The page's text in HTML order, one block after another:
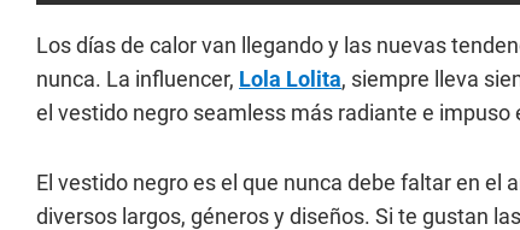
Los días de calor van llegando y las nuevas
nunca. La influencer, Lola Lolita, siempre lleva
el vestido negro seamless más radiante e impuso
El vestido negro es el que nunca debe faltar en
diversos largos, géneros y diseños. Si te gustan